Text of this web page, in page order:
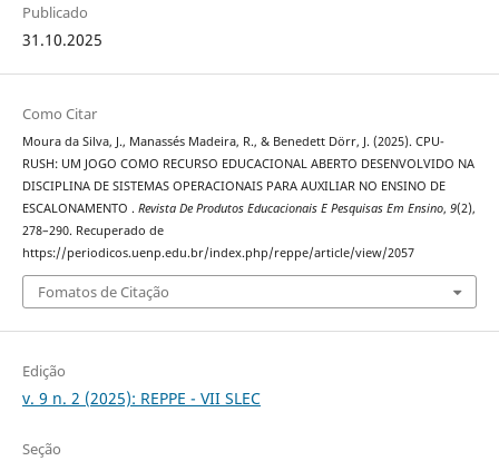
Publicado
31.10.2025
Como Citar
Moura da Silva, J., Manassés Madeira, R., & Benedett Dörr, J. (2025). CPU-
RUSH: UM JOGO COMO RECURSO EDUCACIONAL ABERTO DESENVOLVIDO NA
DISCIPLINA DE SISTEMAS OPERACIONAIS PARA AUXILIAR NO ENSINO DE
ESCALONAMENTO . Revista De Produtos Educacionais E Pesquisas Em Ensino, 9(2),
278–290. Recuperado de
https://periodicos.uenp.edu.br/index.php/reppe/article/view/2057
Fomatos de Citação
Edição
v. 9 n. 2 (2025): REPPE - VII SLEC
Seção